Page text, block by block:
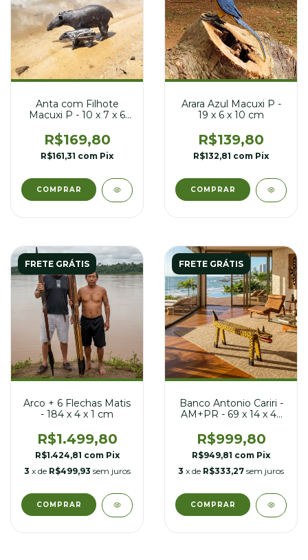
Anta com Filhote
Macuxi P - 10 x 7 x 6
R$169,80
R$161,31 com Pix
Arara Azul Macuxi P -
19 x 6 x 10 cm
R$139,80
R$132,81 com Pix
FRETE GRÁTIS
Arco + 6 Flechas Matis
- 184 x 4 x 1 cm
R$1.499,80
R$1.424,81 com Pix
3 x de R$499,93 sem juros
FRETE GRÁTIS
Banco Antonio Cariri -
AM+PR - 69 x 14 x 46
R$999,80
R$949,81 com Pix
3 x de R$333,27 sem juros